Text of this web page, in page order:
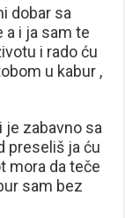
dobar sa
a i ja sam te
i rado ću
u kabur ,
je zabavno sa
preseliš ja ću
mora da teče
sam bez